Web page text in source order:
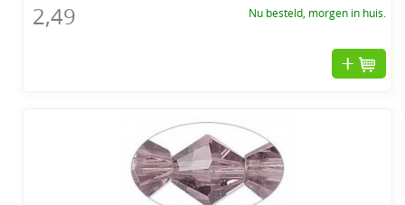
2,49 Nu besteld, morgen in huis.